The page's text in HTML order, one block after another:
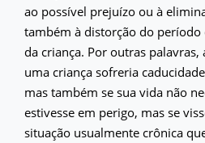
ao possível prejuízo ou à
também à distorção do
da criança. Por outras
uma criança sofreria
mas também se sua vida não
estivesse em perigo, mas se
situação usualmente crônica